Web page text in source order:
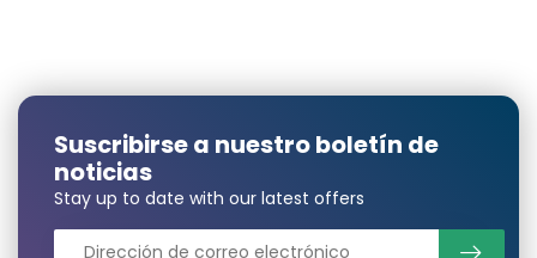
Suscribirse a nuestro boletín de
noticias
Stay up to date with our latest offers